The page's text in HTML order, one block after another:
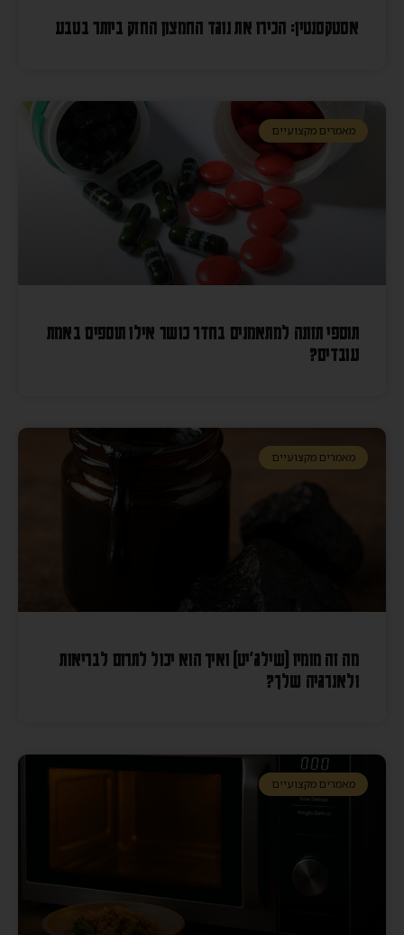
אסטקסנטין: הכירו את נוגד החמצון החזק ביותר בטבע
מאמרים מקצועיים
תוספי תזונה למתאמנים בחדר כושר אילו תוספים באמת
עובדים?
מאמרים מקצועיים
מה זה מומיו (שילג׳יט) ואיך הוא יכול לתרום לבריאות
ולאנרגיה שלך?
מאמרים מקצועיים